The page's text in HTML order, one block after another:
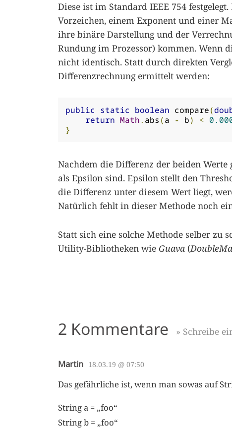
Diese ist im Standard IEEE 754
Vorzeichen, einem Exponent und einer
ihre binäre Darstellung und der
Rundung im Prozessor) kommen. Wenn
nicht identisch. Statt durch direkten
Differenzrechnung ermittelt werden:
public static boolean compare(
return Math. abs (a - b) <
}
Nachdem die Differenz der beiden
als Epsilon sind. Epsilon stellt den
die Differenz unter diesem Wert liegt,
Natürlich fehlt in dieser Methode noch
Statt sich eine solche Methode selber zu
Utility-Bibliotheken wie Guava (
2 Kommentare » Schreibe
Martin 18.03.19 @ 07:50
Das gefährliche ist, wenn man sowas auf
String a = „foo“
String b = „foo“